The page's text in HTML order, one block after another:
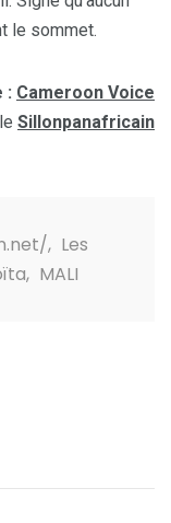
le sommet.
: Cameroon Voice
Sillonpanafricain
, Les
, MALI